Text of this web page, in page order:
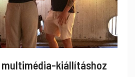
kiállításhoz